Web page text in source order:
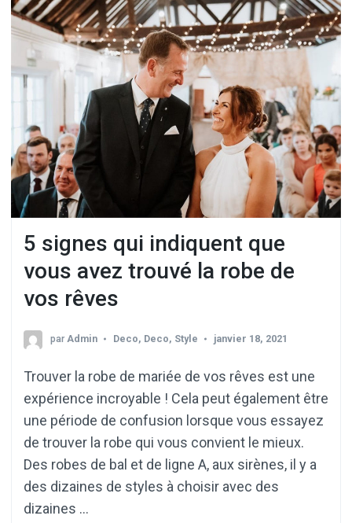
5 signes qui indiquent que
vous avez trouvé la robe de
vos rêves
parAdmin Deco, Deco, Style janvier 18, 2021
Trouver la robe de mariée de vos rêves est une
expérience incroyable ! Cela peut également être
une période de confusion lorsque vous essayez
de trouver la robe qui vous convient le mieux.
Des robes de bal et de ligne A, aux sirènes, il y a
des dizaines de styles à choisir avec des
dizaines …